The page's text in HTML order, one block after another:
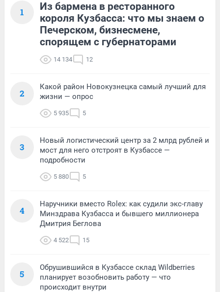
1
Из бармена в ресторанного
короля Кузбасса: что мы знаем о
Печерском, бизнесмене,
спорящем с губернаторами
14 134 12
2
Какой район Новокузнецка самый лучший для
жизни — опрос
5 935 5
3
Новый логистический центр за 2 млрд рублей и
мост для него отстроят в Кузбассе —
подробности
5 880 5
4
Наручники вместо Rolex: как судили экс-главу
Минздрава Кузбасса и бывшего миллионера
Дмитрия Беглова
4 522 15
5
Обрушившийся в Кузбассе склад Wildberries
планирует возобновить работу — что
происходит внутри